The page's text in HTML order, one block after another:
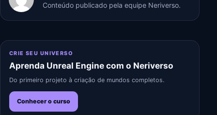
Conteúdo publicado pela equipe Neriverso.
CRIE SEU UNIVERSO
Aprenda Unreal Engine com o Neriverso
Do primeiro projeto à criação de mundos completos.
Conhecer o curso